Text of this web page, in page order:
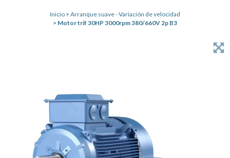
Inicio > Arranque suave - Variación de velocidad
> Motor trif 30HP 3000rpm 380/660V 2p B3